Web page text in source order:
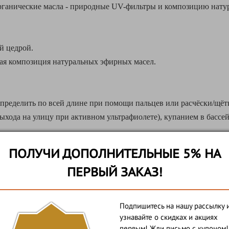
ПОЛУЧИ ДОПОЛНИТЕЛЬНЫЕ 5% НА
ПЕРВЫЙ ЗАКАЗ!
Подпишитесь на нашу рассылку
узнавайте о скидках и акциях
масла - природные UV-фильтры и композицию
цедрой.
композиция натуральных эфирных масел.
по всей длине при помощи пальцев или расчёски/
на улицу при активном ультрафиолете), купанием в
эфирных масел и органических безфталатных
Не тестируется на животных.